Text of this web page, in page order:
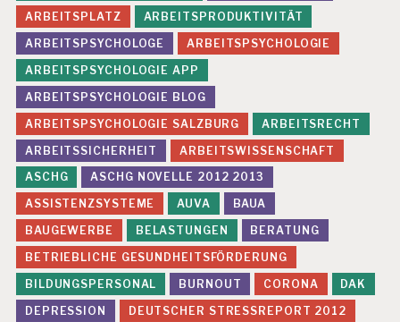
H
G
D
I
G
I
T
A
LI
SI
E
R
U
N
G
D
R.
ARBEITSPLATZ
ARBEITSPRODUKTIVITÄT
ARBEITSPSYCHOLOGE
ARBEITSPSYCHOLOGIE
ARBEITSPSYCHOLOGIE APP
ARBEITSPSYCHOLOGIE BLOG
ARBEITSPSYCHOLOGIE SALZBURG
ARBEITSRECHT
ARBEITSSICHERHEIT
ARBEITSWISSENSCHAFT
ASCHG
ASCHG NOVELLE 2012 2013
ASSISTENZSYSTEME
AUVA
BAUA
BAUGEWERBE
BELASTUNGEN
BERATUNG
BETRIEBLICHE GESUNDHEITSFÖRDERUNG
BILDUNGSPERSONAL
BURNOUT CORONA
DAK
DEPRESSION
DEUTSCHER STRESSREPORT 2012